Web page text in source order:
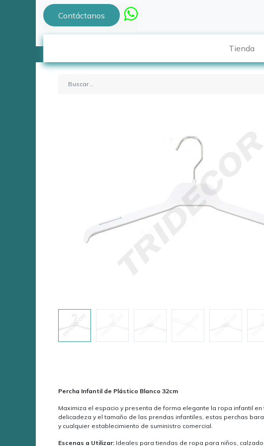
Contáctanos
Tienda
Percha Infantil de Plástico Blanco 32cm
Maximiza el espacio y presenta de forma elegante la ropa infantil
delicadeza y el tamaño de las prendas infantiles, estas perchas
y cualquier establecimiento de suministro comercial.
Escenas a Utilizar: Ideales para tiendas de ropa para niños,